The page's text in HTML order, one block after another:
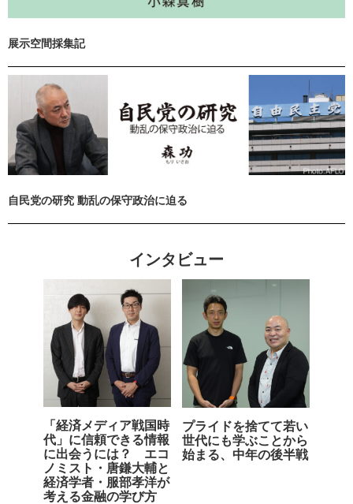
展示空間採集記
自民党の研究 動乱の保守政治に迫る
インタビュー
「経済メディア戦国時
代」に信頼できる情報
に出会うには？ エコ
ノミスト・唐鎌大輔と
経済学者・服部孝洋が
考える金融の学び方
プライドを捨てて若い
世代にも学ぶことから
始まる、中年の後半戦